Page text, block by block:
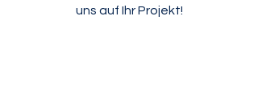
uns auf Ihr Projekt!